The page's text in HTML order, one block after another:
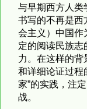
与早期西方人类
书写的不再是西
会主义）中国作
定的阅读民族志
力。在这样的背
和详细论证过程
家”的实践，注
战。